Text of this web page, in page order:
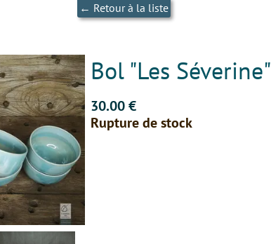
← Retour à la liste
Bol "Les Séverine"
30.00 €
Rupture de stock